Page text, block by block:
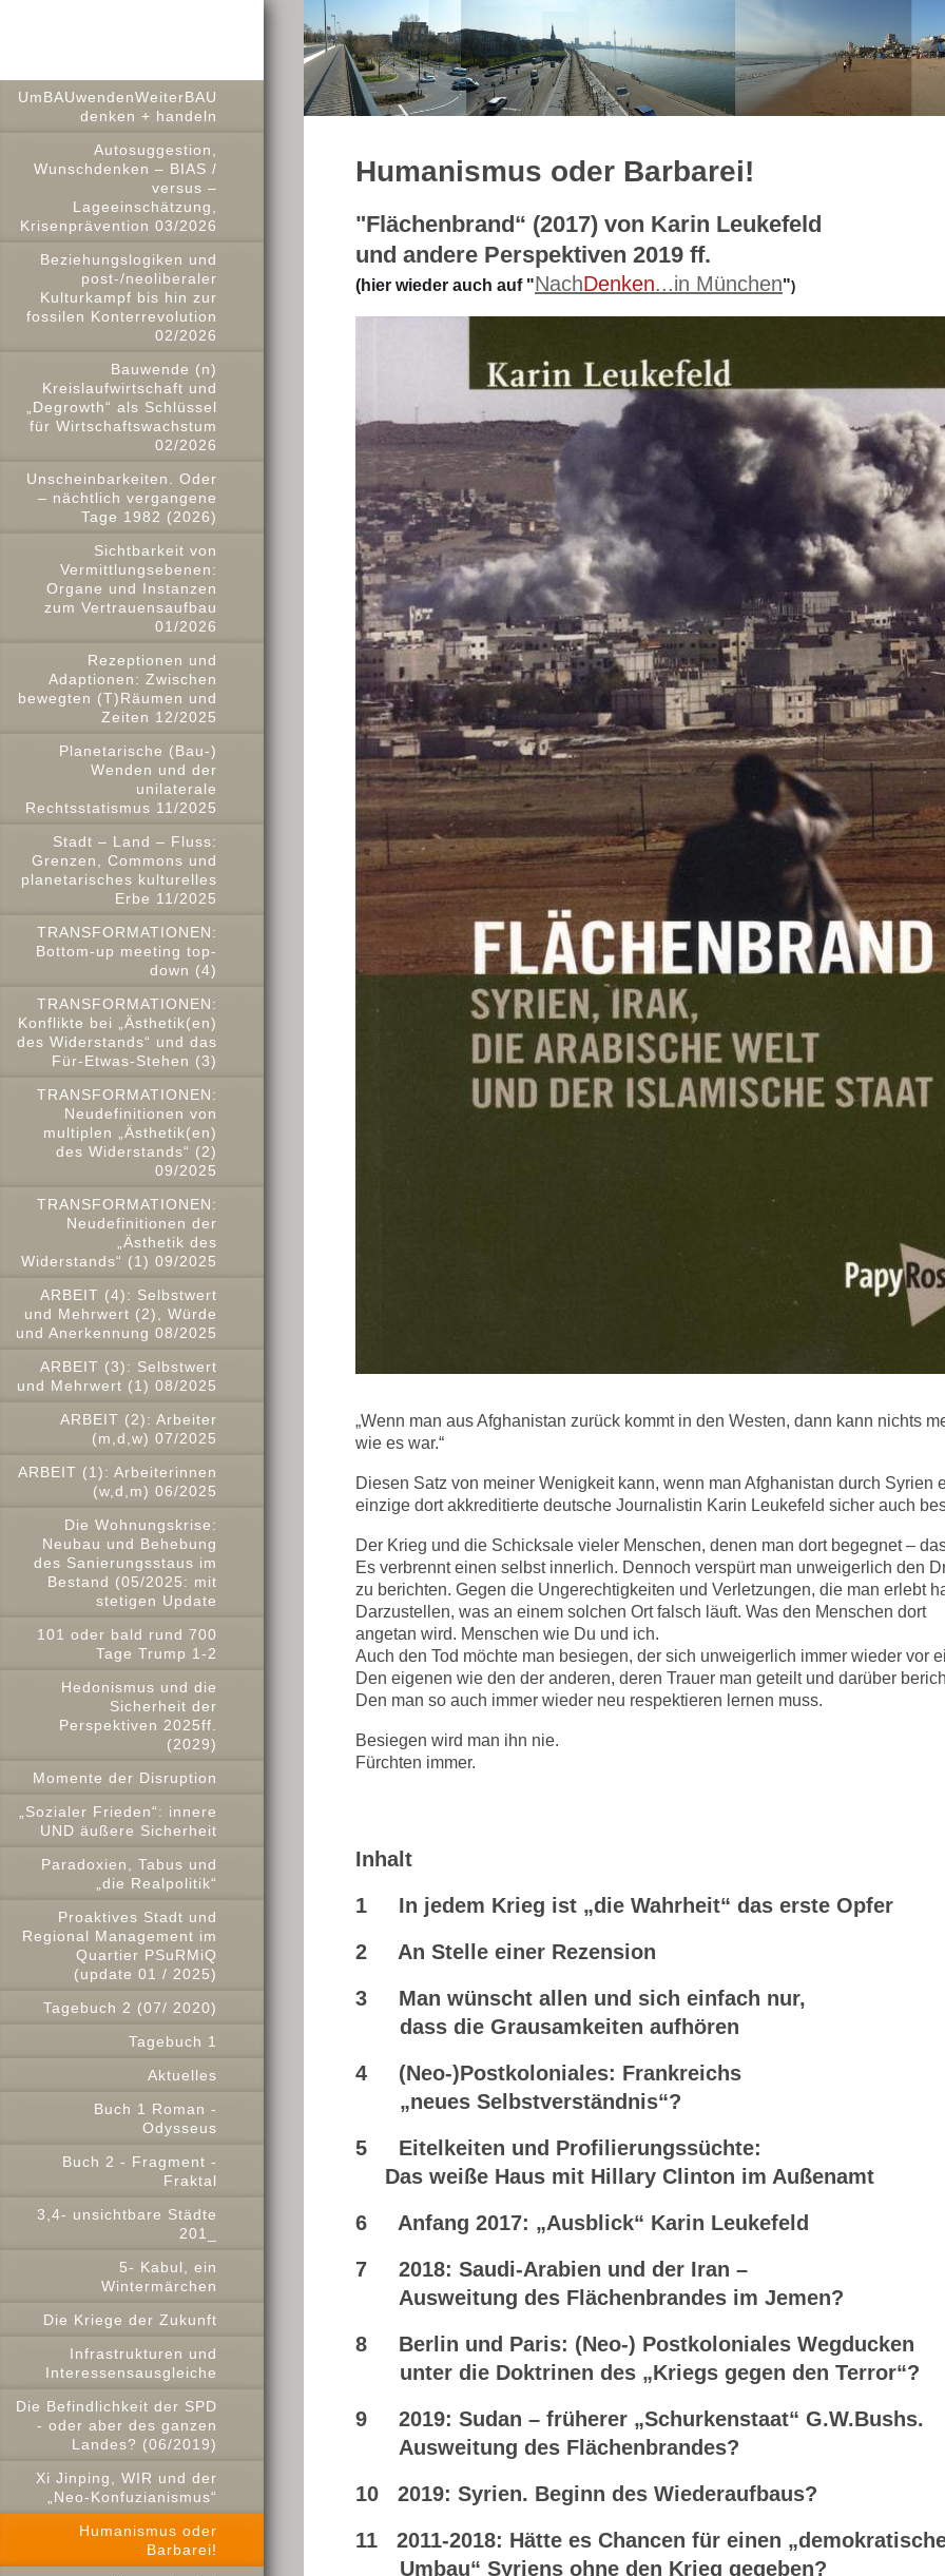
UmBAUwendenWeiterBAU
denken + handeln
Autosuggestion,
Wunschdenken – BIAS /
versus –
Lageeinschätzung,
Krisenprävention 03/2026
Beziehungslogiken und
post-/neoliberaler
Kulturkampf bis hin zur
fossilen Konterrevolution
02/2026
Bauwende (n)
Kreislaufwirtschaft und
„Degrowth“ als Schlüssel
für Wirtschaftswachstum
02/2026
Unscheinbarkeiten. Oder
– nächtlich vergangene
Tage 1982 (2026)
Sichtbarkeit von
Vermittlungsebenen:
Organe und Instanzen
zum Vertrauensaufbau
01/2026
Rezeptionen und
Adaptionen: Zwischen
bewegten (T)Räumen und
Zeiten 12/2025
Planetarische (Bau-)
Wenden und der
unilaterale
Rechtsstatismus 11/2025
Stadt – Land – Fluss:
Grenzen, Commons und
planetarisches kulturelles
Erbe 11/2025
TRANSFORMATIONEN:
Bottom-up meeting top-
down (4)
TRANSFORMATIONEN:
Konflikte bei „Ästhetik(en)
des Widerstands“ und das
Für-Etwas-Stehen (3)
TRANSFORMATIONEN:
Neudefinitionen von
multiplen „Ästhetik(en)
des Widerstands“ (2)
09/2025
TRANSFORMATIONEN:
Neudefinitionen der
„Ästhetik des
Widerstands“ (1) 09/2025
ARBEIT (4): Selbstwert
und Mehrwert (2), Würde
und Anerkennung 08/2025
ARBEIT (3): Selbstwert
und Mehrwert (1) 08/2025
ARBEIT (2): Arbeiter
(m,d,w) 07/2025
ARBEIT (1): Arbeiterinnen
(w,d,m) 06/2025
Die Wohnungskrise:
Neubau und Behebung
des Sanierungsstaus im
Bestand (05/2025: mit
stetigen Update
101 oder bald rund 700
Tage Trump 1-2
Hedonismus und die
Sicherheit der
Perspektiven 2025ff.
(2029)
Momente der Disruption
„Sozialer Frieden“: innere
UND äußere Sicherheit
Paradoxien, Tabus und
„die Realpolitik“
Proaktives Stadt und
Regional Management im
Quartier PSuRMiQ
(update 01 / 2025)
Tagebuch 2 (07/ 2020)
Tagebuch 1
Aktuelles
Buch 1 Roman -
Odysseus
Buch 2 - Fragment -
Fraktal
3,4- unsichtbare Städte
201_
5- Kabul, ein
Wintermärchen
Die Kriege der Zukunft
Infrastrukturen und
Interessensausgleiche
Die Befindlichkeit der SPD
- oder aber des ganzen
Landes? (06/2019)
Xi Jinping, WIR und der
„Neo-Konfuzianismus“
Humanismus oder
Barbarei!
Humanismus oder Barbarei!
"Flächenbrand“ (2017) von Karin Leukefeld
und andere Perspektiven 2019 ff.
(hier wieder auch auf "NachDenken...in München")
„Wenn man aus Afghanistan zurück kommt in den Westen, dann kann nichts
wie es war.“
Diesen Satz von meiner Wenigkeit kann, wenn man Afghanistan durch Syrien
einzige dort akkreditierte deutsche Journalistin Karin Leukefeld sicher auch
Der Krieg und die Schicksale vieler Menschen, denen man dort begegnet –
Es verbrennt einen selbst innerlich. Dennoch verspürt man unweigerlich den
zu berichten. Gegen die Ungerechtigkeiten und Verletzungen, die man erlebt
Darzustellen, was an einem solchen Ort falsch läuft. Was den Menschen dort
angetan wird. Menschen wie Du und ich.
Auch den Tod möchte man besiegen, der sich unweigerlich immer wieder vor
Den eigenen wie den der anderen, deren Trauer man geteilt und darüber
Den man so auch immer wieder neu respektieren lernen muss.
Besiegen wird man ihn nie.
Fürchten immer.
Inhalt
1 In jedem Krieg ist „die Wahrheit“ das erste Opfer
2 An Stelle einer Rezension
3 Man wünscht allen und sich einfach nur,
dass die Grausamkeiten aufhören
4 (Neo-)Postkoloniales: Frankreichs
„neues Selbstverständnis“?
5 Eitelkeiten und Profilierungssüchte:
Das weiße Haus mit Hillary Clinton im Außenamt
6 Anfang 2017: „Ausblick“ Karin Leukefeld
7 2018: Saudi-Arabien und der Iran –
Ausweitung des Flächenbrandes im Jemen?
8 Berlin und Paris: (Neo-) Postkoloniales Wegducken
unter die Doktrinen des „Kriegs gegen den Terror“?
9 2019: Sudan – früherer „Schurkenstaat“ G.W.Bushs.
Ausweitung des Flächenbrandes?
10 2019: Syrien. Beginn des Wiederaufbaus?
11 2011-2018: Hätte es Chancen für einen
Umbau“ Syriens ohne den Krieg gegeben?